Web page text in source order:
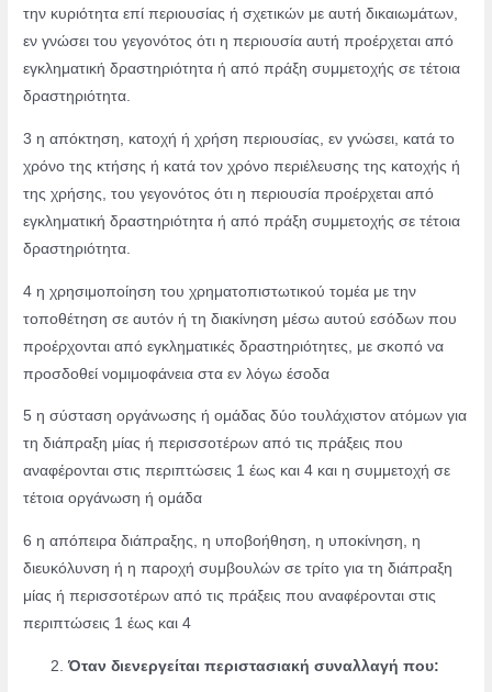
την κυριότητα επί περιουσίας ή σχετικών με αυτή δικαιωμάτων,
ενγνώσει του γεγονότος ότι η περιουσία αυτή προέρχεται από
εγκληματικήδραστηριότητα ή από πράξη συμμετοχής σε τέτοια
δραστηριότητα.
3 η απόκτηση, κατοχή ή χρήση περιουσίας, εν γνώσει, κατά το
χρόνο της κτήσης ή κατά τον χρόνο περιέλευσης της κατοχής ή
της χρήσης, του γεγονότος ότι ηπεριουσία προέρχεται από
εγκληματική δραστηριότητα ή από πράξη συμμετοχής σετέτοια
δραστηριότητα.
4 η χρησιμοποίηση του χρηματοπιστωτικού τομέα με την
τοποθέτηση σε αυτόν ή τηδιακίνηση μέσω αυτού εσόδων που
προέρχονται από εγκληματικές δραστηριότητες, με σκοπό να
προσδοθεί νομιμοφάνεια στα εν λόγω έσοδα
5 η σύσταση οργάνωσης ή ομάδας δύο τουλάχιστον ατόμων για
τη διάπραξη μίας ήπερισσοτέρων από τις πράξεις που
αναφέρονται στις περιπτώσεις 1 έως και 4 και ησυμμετοχή σε
τέτοια οργάνωση ή ομάδα
6 η απόπειρα διάπραξης, η υποβοήθηση, η υποκίνηση, η
διευκόλυνση ή η παροχήσυμβουλών σε τρίτο για τη διάπραξη
μίας ή περισσοτέρων από τις πράξεις πουαναφέρονται στις
περιπτώσεις 1 έως και 4
Όταν διενεργείται περιστασιακή συναλλαγή που: